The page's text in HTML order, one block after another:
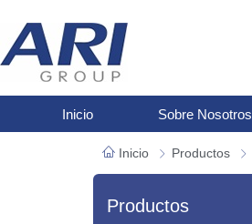
Inicio Sobre Nosotros
Inicio Productos
Productos